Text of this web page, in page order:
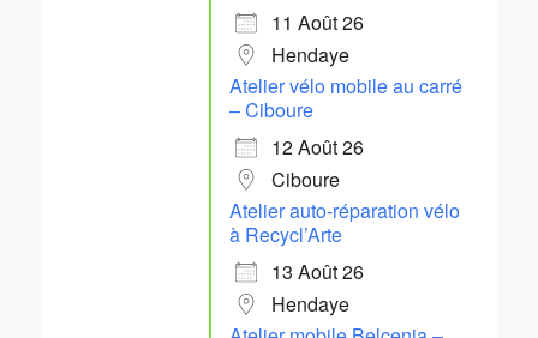
11 Août 26
Hendaye
Atelier vélo mobile au carré
– Ciboure
12 Août 26
Ciboure
Atelier auto-réparation vélo
à Recycl’Arte
13 Août 26
Hendaye